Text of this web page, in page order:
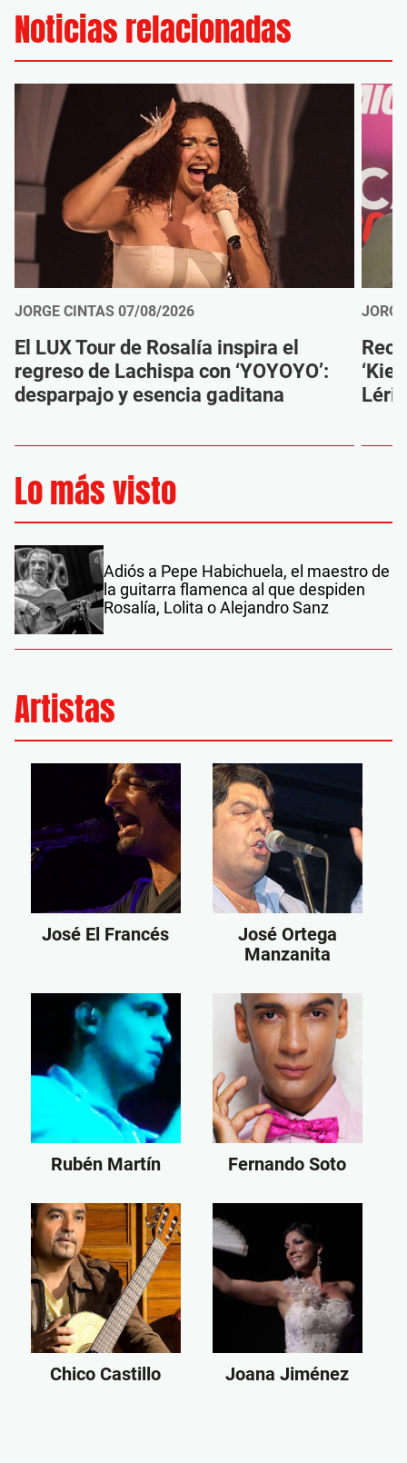
Noticias relacionadas
JORGE CINTAS 07/08/2026
El LUX Tour de Rosalía inspira el
regreso de Lachispa con ‘YOYOYO’:
desparpajo y esencia gaditana
Lo más visto
Adiós a Pepe Habichuela, el maestro de
la guitarra flamenca al que despiden
Rosalía, Lolita o Alejandro Sanz
Artistas
José El Francés
José Ortega
Manzanita
Rubén Martín Fernando Soto
Chico Castillo Joana Jiménez